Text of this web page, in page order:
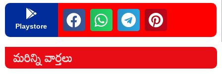
Playstore
మరిన్ని వార్తలు